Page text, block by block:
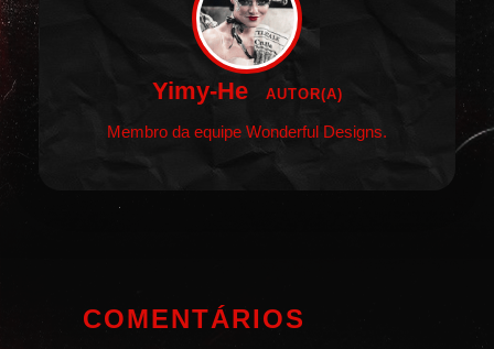
Yimy-He AUTOR(A)
Membro da equipe Wonderful Designs.
COMENTÁRIOS